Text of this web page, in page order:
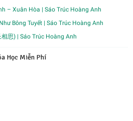
– Xuân Hòa | Sáo Trúc Hoàng Anh
Bông Tuyết | Sáo Trúc Hoàng Anh
思) | Sáo Trúc Hoàng Anh
Học Miễn Phí